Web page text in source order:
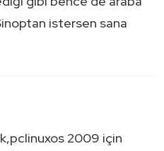
istersen sana
2009 için